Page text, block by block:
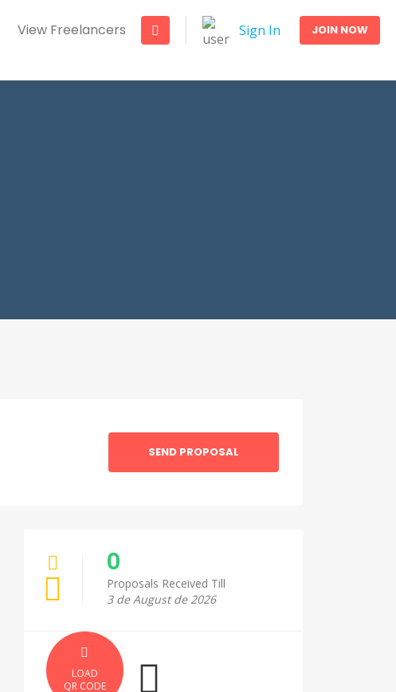
View Freelancers Sign In JOIN NOW
SEND PROPOSAL
0
Proposals Received Till
3 de August de 2026
LOAD
QR CODE